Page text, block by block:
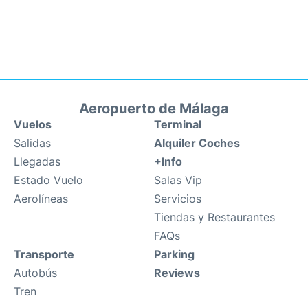
Aeropuerto de Málaga
Vuelos
Salidas
Llegadas
Estado Vuelo
Aerolíneas
Terminal
Alquiler Coches
+Info
Salas Vip
Servicios
Tiendas y Restaurantes
FAQs
Transporte
Autobús
Tren
Parking
Reviews